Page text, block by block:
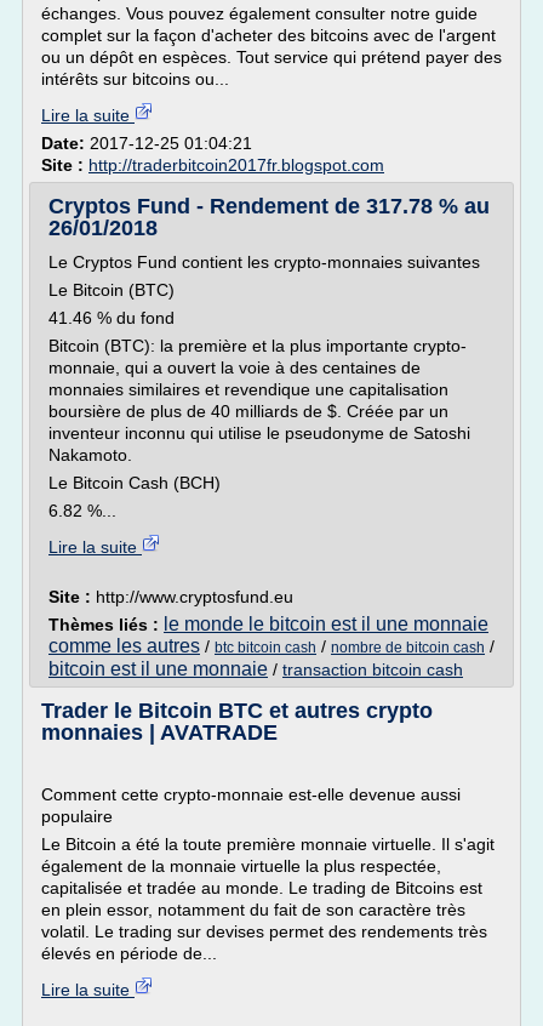
échanges. Vous pouvez également consulter notre guide
complet sur la façon d'acheter des bitcoins avec de l'argent
ou un dépôt en espèces. Tout service qui prétend payer des
intérêts sur bitcoins ou...
Lire la suite
Date: 2017-12-25 01:04:21
Site : http://traderbitcoin2017fr.blogspot.com
Cryptos Fund - Rendement de 317.78 % au
26/01/2018
Le Cryptos Fund contient les crypto-monnaies suivantes
Le Bitcoin (BTC)
41.46 % du fond
Bitcoin (BTC): la première et la plus importante crypto-
monnaie, qui a ouvert la voie à des centaines de
monnaies similaires et revendique une capitalisation
boursière de plus de 40 milliards de $. Créée par un
inventeur inconnu qui utilise le pseudonyme de Satoshi
Nakamoto.
Le Bitcoin Cash (BCH)
6.82 %...
Lire la suite
Site : http://www.cryptosfund.eu
Thèmes liés : le monde le bitcoin est il une monnaie
comme les autres / btc bitcoin cash / nombre de bitcoin cash /
bitcoin est il une monnaie / transaction bitcoin cash
Trader le Bitcoin BTC et autres crypto
monnaies | AVATRADE
Comment cette crypto-monnaie est-elle devenue aussi
populaire
Le Bitcoin a été la toute première monnaie virtuelle. Il s'agit
également de la monnaie virtuelle la plus respectée,
capitalisée et tradée au monde. Le trading de Bitcoins est
en plein essor, notamment du fait de son caractère très
volatil. Le trading sur devises permet des rendements très
élevés en période de...
Lire la suite